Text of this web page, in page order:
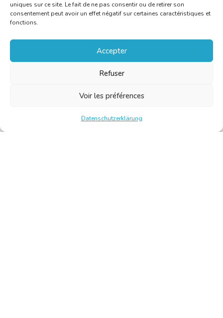
uniques sur ce site. Le fait de ne pas consentir ou de retirer son
consentement peut avoir un effet négatif sur certaines caractéristiques et
fonctions.
Accepter
Refuser
Voir les préférences
Datenschutzerklärung